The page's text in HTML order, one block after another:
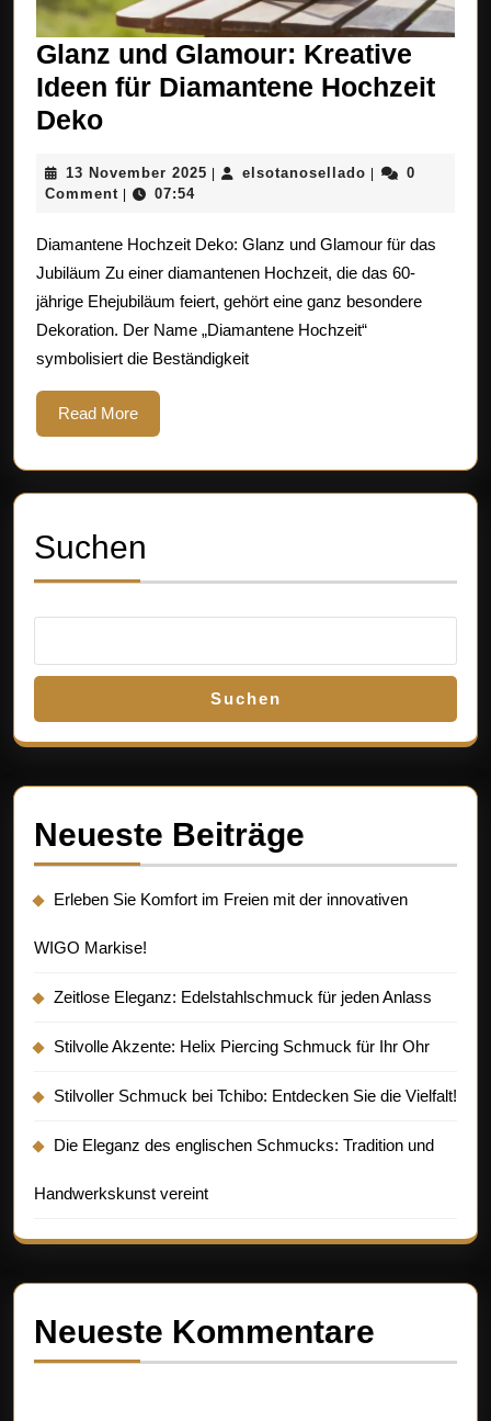
Glanz und Glamour: Kreative
Ideen für Diamantene Hochzeit
DekoGlanz
Glamour:
Ideen
für
Diamantene
Hochzeit
13 November 2025 13
elsotanosellado elsotanosellado
0
Comment
07:54
Diamantene Hochzeit Deko: Glanz und Glamour für das
Jubiläum Zu einer diamantenen Hochzeit, die das 60-
jährige Ehejubiläum feiert, gehört eine ganz besondere
Dekoration. Der Name „Diamantene Hochzeit“
symbolisiert die Beständigkeit
Read MoreRead
More
Suchen
Suchen
Neueste Beiträge
Erleben Sie Komfort im Freien mit der innovativen
WIGO Markise!
Zeitlose Eleganz: Edelstahlschmuck für jeden Anlass
Stilvolle Akzente: Helix Piercing Schmuck für Ihr Ohr
Stilvoller Schmuck bei Tchibo: Entdecken Sie die Vielfalt!
Die Eleganz des englischen Schmucks: Tradition und
Handwerkskunst vereint
Neueste Kommentare